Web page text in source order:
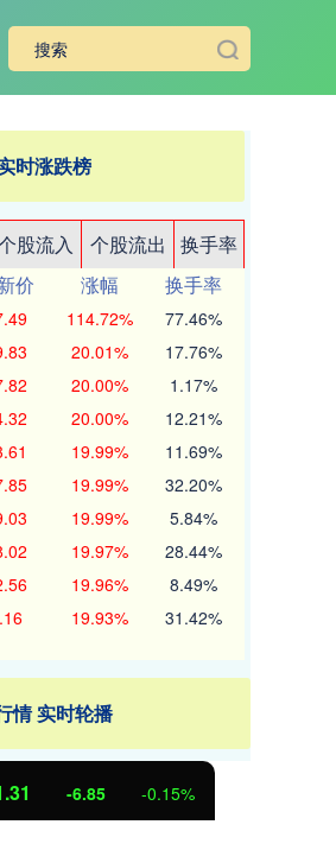
时涨跌榜
股流入 个股流出
换手率
价 涨幅
换手率
114.72% 77.46%
20.01% 17.76%
20.00% 1.17%
20.00% 12.21%
19.99% 11.69%
19.99% 32.20%
19.99% 5.84%
19.97% 28.44%
19.96% 8.49%
19.93% 31.42%
情 实时轮播
-6.85 -0.15%